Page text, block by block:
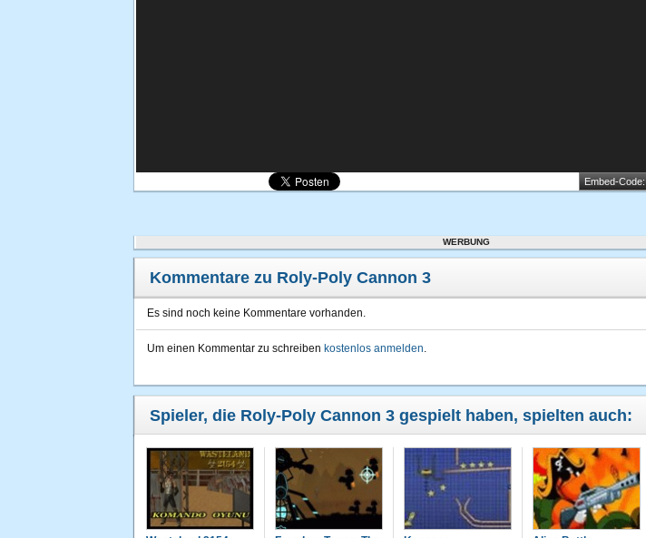
Embed-Code:
WERBUNG
Kommentare zu Roly-Poly Cannon 3
Es sind noch keine Kommentare vorhanden.
Um einen Kommentar zu schreiben kostenlos anmelden.
Spieler, die Roly-Poly Cannon 3 gespielt haben, spielten auch: